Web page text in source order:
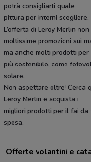
potrà consigliarti quale
pittura per interni scegliere.
L’offerta di Leroy Merlin
moltissime promozioni sui
ma anche molti prodotti
più sostenibile, come
solare.
Non aspettare oltre! Cerca
Leroy Merlin e acquista i
migliori prodotti per il fai
spesa.
Offerte volantini e